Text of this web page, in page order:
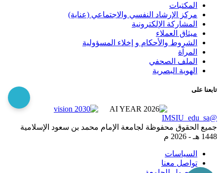
المكتبات
مركز الإرشاد النفسي والاجتماعي (عناية)
المشاركة الإلكترونية
ميثاق العملاء
الشروط والأحكام و إخلاء المسؤولية
المرآة
الملف الصحفي
الهوية البصرية
تابعنا على
@IMSIU_edu_sa
جميع الحقوق محفوظة لجامعة الإمام محمد بن سعود الإسلامية
1448 هـ -
2026 م
السياسات
تواصل معنا